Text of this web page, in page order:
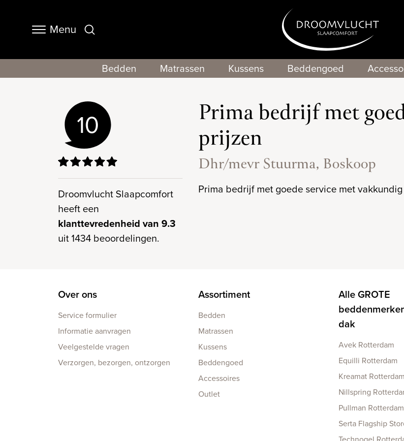
Navigation
Menu
Bedden Matrassen Kussens Beddengoed
Prima bedrijf met
prijzen
Dhr/mevr Stuurma, Boskoop
Prima bedrijf met goede service met
10
Droomvlucht Slaapcomfort
heeft een
klanttevredenheid van 9.3
uit 1434 beoordelingen.
Over ons
Service formulier
Informatie aanvragen
Veelgestelde vragen
Verzorgen, bezorgen, ontzorgen
Assortiment
Bedden
Matrassen
Kussens
Beddengoed
Accessoires
Outlet
Alle GROTE
dak
Avek Rotterdam
Equilli Rotterdam
Kreamat Rotterdam
Nillspring
Pullman Rotterdam
Serta Flagship